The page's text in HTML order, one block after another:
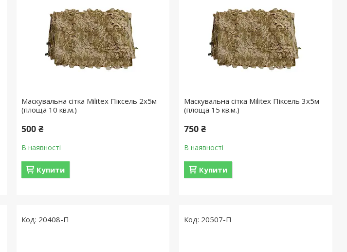
Маскувальна сітка Militex Піксель 2х5м
(площа 10 кв.м.)
500 ₴
В наявності
Купити
Маскувальна сітка Militex Піксель 3х5м
(площа 15 кв.м.)
750 ₴
В наявності
Купити
20408-П 20507-П